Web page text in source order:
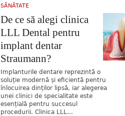
SĂNĂTATE
De ce să alegi clinica
LLL Dental pentru
implant dentar
Straumann?
Implanturile dentare reprezintă o
soluție modernă și eficientă pentru
înlocuirea dinților lipsă, iar alegerea
unei clinici de specialitate este
esențială pentru succesul
procedurii. Clinica LLL...